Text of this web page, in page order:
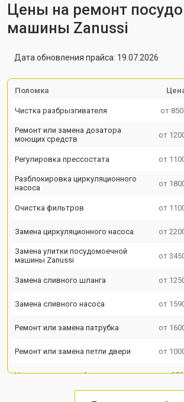
Цены на ремонт
машины Zanussi
Дата обновления прайса: 19.07.2026
Поломка
Чистка разбрызгивателя от
Ремонт или замена дозатора
моющих средств
от
Регулировка прессостата от
Разблокировка циркуляционного
насоса
от
Очистка фильтров от
Замена циркуляционного насоса от
Замена улитки посудомоечной
машины Zanussi
от
Замена сливного шланга от
Замена сливного насоса от
Ремонт или замена патрубка от
Ремонт или замена петли двери от
Чистка заливного фильтра-сеточки от